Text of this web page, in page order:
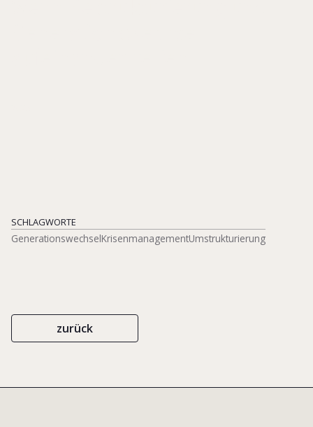
SCHLAGWORTE
GenerationswechselKrisenmanagementUmstrukturierung
zurück